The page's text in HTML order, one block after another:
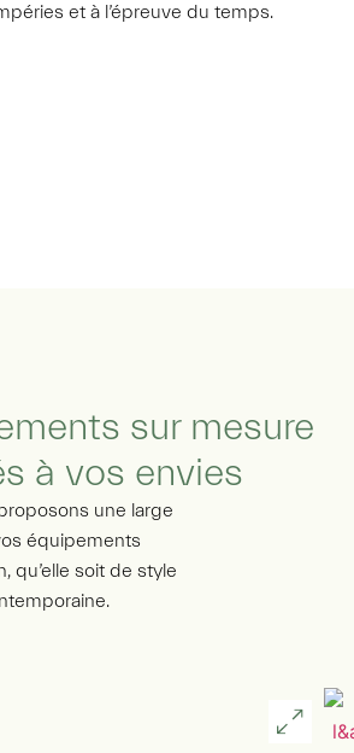
et à l’épreuve du temps.
sur mesure
à vos envies
une large
équipements
qu’elle soit de style